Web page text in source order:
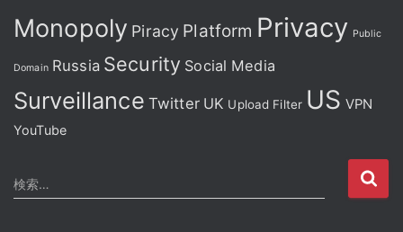
Monopoly Piracy Platform Privacy Public
Domain Russia Security Social Media
Surveillance Twitter UK Upload Filter US VPN
YouTube
検
索
検索…